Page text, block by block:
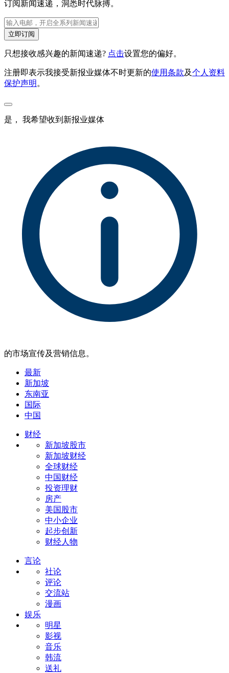
订阅新闻速递，洞悉时代脉搏。
立即订阅
只想接收感兴趣的新闻速递? 点击设置您的偏好。
注册即表示我接受新报业媒体不时更新的使用条款及个人资料
保护声明 。
是， 我希望收到新报业媒体
的市场宣传及营销信息。
最新
新加坡
东南亚
国际
中国
财经
新加坡股市
新加坡财经
全球财经
中国财经
投资理财
房产
美国股市
中小企业
起步创新
财经人物
言论
社论
评论
交流站
漫画
娱乐
明星
影视
音乐
韩流
送礼